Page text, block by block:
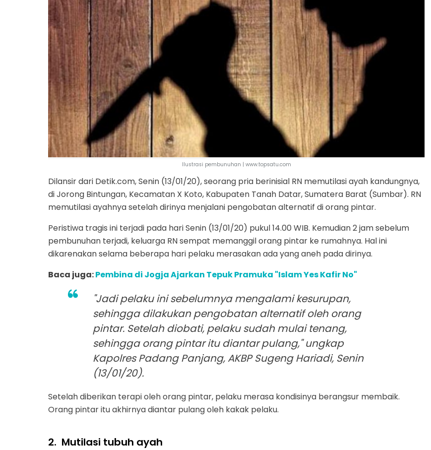
Ilustrasi pembunuhan | www.topsatu.com
Dilansir dari Detik.com, Senin (13/01/20), seorang pria berinisial RN memutilasi ayah kandungnya,
di Jorong Bintungan, Kecamatan X Koto, Kabupaten Tanah Datar, Sumatera Barat (Sumbar). RN
memutilasi ayahnya setelah dirinya menjalani pengobatan alternatif di orang pintar.
Peristiwa tragis ini terjadi pada hari Senin (13/01/20) pukul 14.00 WIB. Kemudian 2 jam sebelum
pembunuhan terjadi, keluarga RN sempat memanggil orang pintar ke rumahnya. Hal ini
dikarenakan selama beberapa hari pelaku merasakan ada yang aneh pada dirinya.
Baca juga:Pembina di Jogja Ajarkan Tepuk Pramuka "Islam Yes Kafir No"
"Jadi pelaku ini sebelumnya mengalami kesurupan,
sehingga dilakukan pengobatan alternatif oleh orang
pintar. Setelah diobati, pelaku sudah mulai tenang,
sehingga orang pintar itu diantar pulang," ungkap
Kapolres Padang Panjang, AKBP Sugeng Hariadi, Senin
(13/01/20).
Setelah diberikan terapi oleh orang pintar, pelaku merasa kondisinya berangsur membaik.
Orang pintar itu akhirnya diantar pulang oleh kakak pelaku.
2. Mutilasi tubuh ayah